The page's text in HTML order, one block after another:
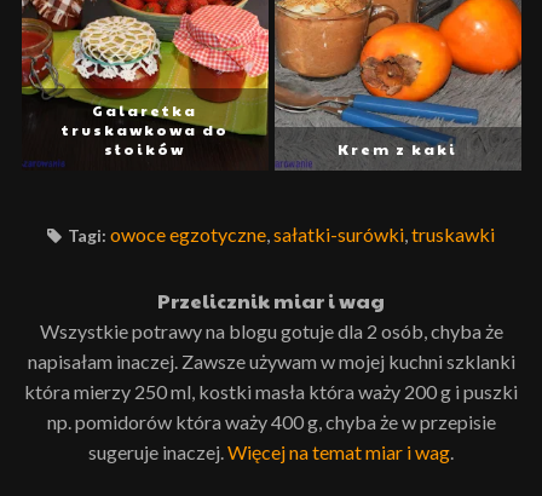
Galaretka
truskawkowa do
słoików
Krem z kaki
Tagi: owoce egzotyczne sałatki-surówki truskawki
Przelicznik miar i wag
Wszystkie potrawy na blogu gotuje dla 2 osób, chyba że
napisałam inaczej. Zawsze używam w mojej kuchni szklanki
która mierzy 250 ml, kostki masła która waży 200 g i puszki
np. pomidorów która waży 400 g, chyba że w przepisie
sugeruje inaczej. Więcej na temat miar i wag